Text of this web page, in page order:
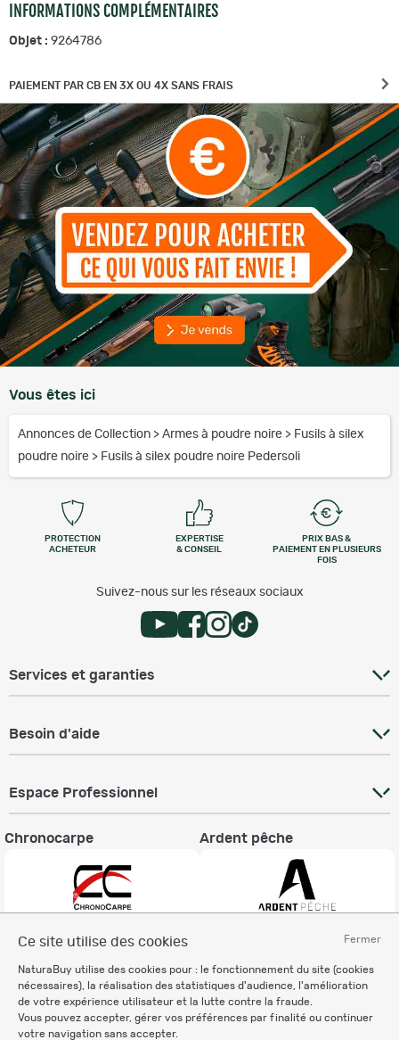
Fermer
Ce site utilise des cookies
NaturaBuy utilise des cookies pour : le fonctionnement du site (cookies
nécessaires), la réalisation des statistiques d'audience, l'amélioration
de votre expérience utilisateur et la lutte contre la fraude.
Vous pouvez accepter, gérer vos préférences par finalité ou continuer
votre navigation sans accepter.
INFORMATIONS COMPLÉMENTAIRES
Objet : 9264786
PAIEMENT PAR CB EN 3X OU 4X SANS FRAIS
Vous êtes ici
Annonces de Collection > Armes à poudre noire > Fusils à silex
poudre noire > Fusils à silex poudre noire Pedersoli
PROTECTION
ACHETEUR
EXPERTISE
& CONSEIL
PRIX BAS &
PAIEMENT EN PLUSIEURS
FOIS
Suivez-nous sur les réseaux sociaux
Services et garanties
Besoin d'aide
Espace Professionnel
Chronocarpe Ardent pêche
Charte éthique
Mentions légales
Règlement & Conditions d'utilisation